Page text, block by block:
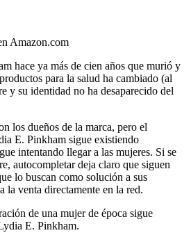
Amazon.com
hace ya más de cien años que murió y
para la salud ha cambiado (al
y su identidad no ha desaparecido del
los dueños de la marca, pero el
E. Pinkham sigue existiendo
intentando llegar a las mujeres. Si se
autocompletar deja claro que siguen
lo buscan como solución a sus
la venta directamente en la red.
de una mujer de época sigue
E. Pinkham.